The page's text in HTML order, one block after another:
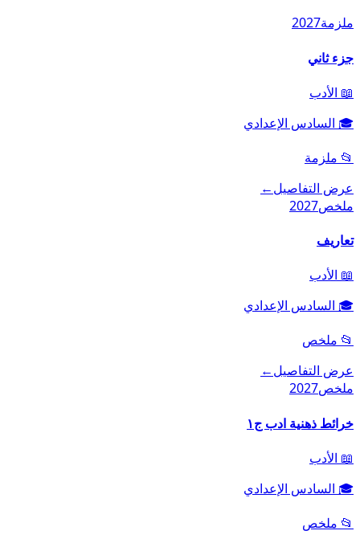
ملزمة2027
جزء ثاني
📖 الأدب
🎓 السادس الإعدادي
📂 ملزمة
عرض التفاصيل←
ملخص2027
تعاريف
📖 الأدب
🎓 السادس الإعدادي
📂 ملخص
عرض التفاصيل←
ملخص2027
خرائط ذهنية ادب ج١
📖 الأدب
🎓 السادس الإعدادي
📂 ملخص